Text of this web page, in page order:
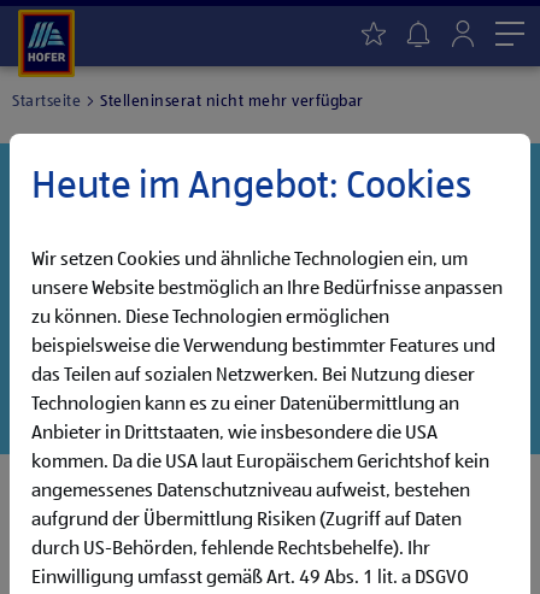
Startseite Stelleninserat nicht mehr verfügbar
haben noch weitere Jobs, die auf dich warten!
Danke für dein Interesse!
Entdecke unsere offenen Jobs oder abonniere deinen
persönlichen Jobalarm:
Jobsuche Jobalarm
Heute im Angebot: Cookies
Wir setzen Cookies und ähnliche Technologien ein, um
unsere Website bestmöglich an Ihre Bedürfnisse anpassen
zu können. Diese Technologien ermöglichen
beispielsweise die Verwendung bestimmter Features und
das Teilen auf sozialen Netzwerken. Bei Nutzung dieser
Technologien kann es zu einer Datenübermittlung an
Anbieter in Drittstaaten, wie insbesondere die USA
kommen. Da die USA laut Europäischem Gerichtshof kein
angemessenes Datenschutzniveau aufweist, bestehen
aufgrund der Übermittlung Risiken (Zugriff auf Daten
durch US-Behörden, fehlende Rechtsbehelfe). Ihr
Einwilligung umfasst gemäß Art. 49 Abs. 1 lit. a DSGVO